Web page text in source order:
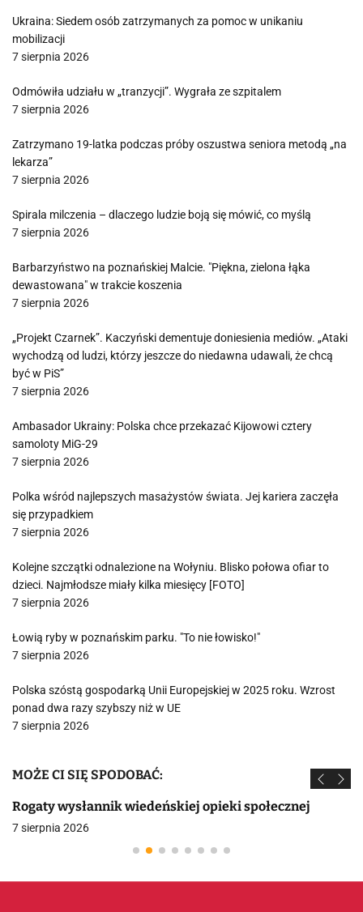
Ukraina: Siedem osób zatrzymanych za pomoc w unikaniu
mobilizacji
7 sierpnia 2026
Odmówiła udziału w „tranzycji”. Wygrała ze szpitalem
7 sierpnia 2026
Zatrzymano 19-latka podczas próby oszustwa seniora metodą „na
lekarza”
7 sierpnia 2026
Spirala milczenia – dlaczego ludzie boją się mówić, co myślą
7 sierpnia 2026
Barbarzyństwo na poznańskiej Malcie. "Piękna, zielona łąka
dewastowana" w trakcie koszenia
7 sierpnia 2026
„Projekt Czarnek”. Kaczyński dementuje doniesienia mediów. „Ataki
wychodzą od ludzi, którzy jeszcze do niedawna udawali, że chcą
być w PiS”
7 sierpnia 2026
Ambasador Ukrainy: Polska chce przekazać Kijowowi cztery
samoloty MiG-29
7 sierpnia 2026
Polka wśród najlepszych masażystów świata. Jej kariera zaczęła
się przypadkiem
7 sierpnia 2026
Kolejne szczątki odnalezione na Wołyniu. Blisko połowa ofiar to
dzieci. Najmłodsze miały kilka miesięcy [FOTO]
7 sierpnia 2026
Łowią ryby w poznańskim parku. "To nie łowisko!"
7 sierpnia 2026
Polska szóstą gospodarką Unii Europejskiej w 2025 roku. Wzrost
ponad dwa razy szybszy niż w UE
7 sierpnia 2026
MOŻE CI SIĘ SPODOBAĆ:
Rogaty wysłannik wiedeńskiej opieki społecznej
7 sierpnia 2026